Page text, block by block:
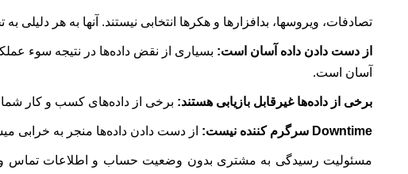
تصادفات، ویروسها، بدافزارها و هکرها انتخابی نیستند. آنها به هر دلیلی
از دست دادن داده آسان است: بسیاری از نقض داده‌ها در نتیجه سوء
آسان است.
برخی از داده‌ها غیرقابل بازیابی هستند: برخی از داده‌های کسب و کار شما
Downtime سرگرم کننده نیست: از دست دادن داده‌ها منجر به خرابی
مسئولیت رسیدگی به مشتری بدون وضعیت حساب و اطلاعات تماس وی